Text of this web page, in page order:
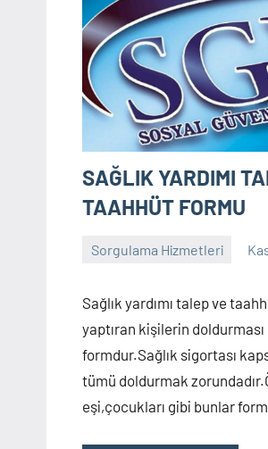
SAĞLIK YARDIMI
TAAHHÜT FORMU
Sorgulama Hizmetleri
sorgulama
Yorum
Sağlık yardımı talep ve
yaptıran kişilerin
formdur.Sağlık sigortası
tümü doldurmak
eşi,çocukları gibi bunlar